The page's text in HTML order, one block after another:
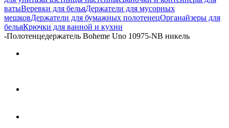
ватыВеревки для бельяДержатели для мусорных
мешковДержатели для бумажных полотенецОрганайзеры для
бельяКрючки для ванной и кухни
-Полотенцедержатель Boheme Uno 10975-NB никель